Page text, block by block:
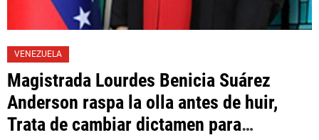
VENEZUELA
Magistrada Lourdes Benicia Suárez
Anderson raspa la olla antes de huir,
Trata de cambiar dictamen para